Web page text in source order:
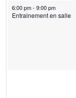
August 4, 2026
6:00 pm- 9:00 pm
Entrainement en salle